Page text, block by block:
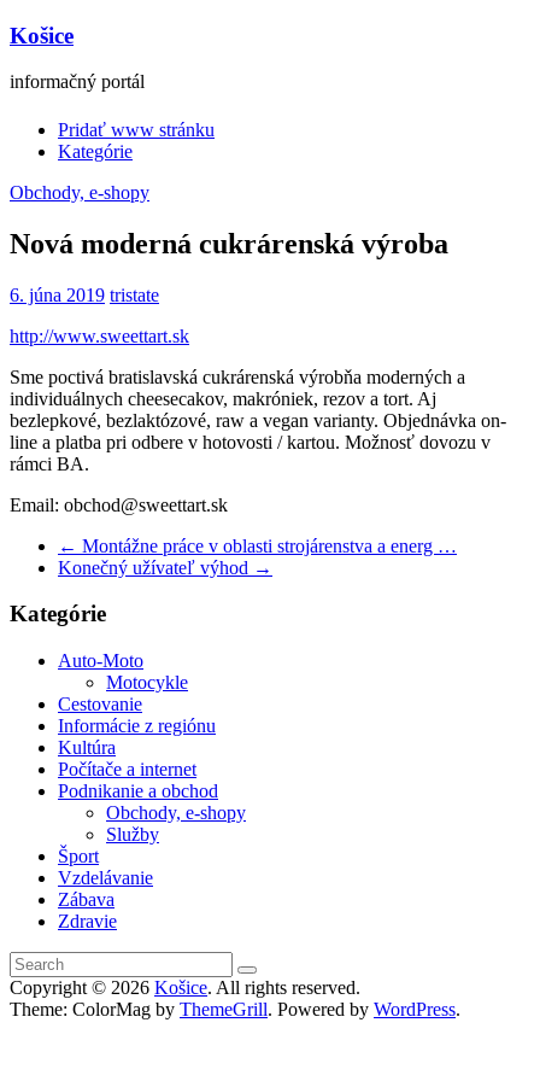
Košice
informačný portál
Pridať www stránku
Kategórie
Obchody, e-shopy
Nová moderná cukrárenská výroba
6. júna 2019 tristate
http://www.sweettart.sk
Sme poctivá bratislavská cukrárenská výrobňa moderných a
individuálnych cheesecakov, makróniek, rezov a tort. Aj
bezlepkové, bezlaktózové, raw a vegan varianty. Objednávka on-
line a platba pri odbere v hotovosti / kartou. Možnosť dovozu v
rámci BA.
Email: obchod@sweettart.sk
← Montážne práce v oblasti strojárenstva a energ …
Konečný užívateľ výhod →
Kategórie
Auto-Moto
Motocykle
Cestovanie
Informácie z regiónu
Kultúra
Počítače a internet
Podnikanie a obchod
Obchody, e-shopy
Služby
Šport
Vzdelávanie
Zábava
Zdravie
Copyright © 2026 Košice. All rights reserved.
Theme: ColorMag by ThemeGrill. Powered by WordPress.